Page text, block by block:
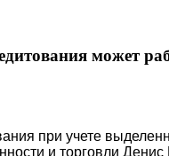
может
при учете
и торговли